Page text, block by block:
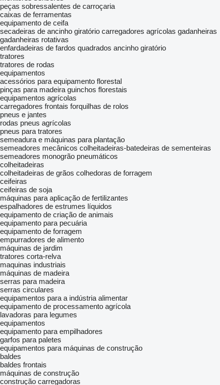
peças sobressalentes de carroçaria
caixas de ferramentas
equipamento de ceifa
secadeiras de ancinho giratório carregadores agrícolas gadanheiras
gadanheiras rotativas
enfardadeiras de fardos quadrados ancinho giratório
tratores
tratores de rodas
equipamentos
acessórios para equipamento florestal
pinças para madeira guinchos florestais
equipamentos agrícolas
carregadores frontais forquilhas de rolos
pneus e jantes
rodas pneus agrícolas
pneus para tratores
semeadura e máquinas para plantação
semeadores mecânicos colheitadeiras-batedeiras de sementeiras
semeadores monogrão pneumáticos
colheitadeiras
colheitadeiras de grãos colhedoras de forragem
ceifeiras
ceifeiras de soja
máquinas para aplicação de fertilizantes
espalhadores de estrumes líquidos
equipamento de criação de animais
equipamento para pecuária
equipamento de forragem
empurradores de alimento
máquinas de jardim
tratores corta-relva
maquinas industriais
máquinas de madeira
serras para madeira
serras circulares
equipamentos para a indústria alimentar
equipamento de processamento agrícola
lavadoras para legumes
equipamentos
equipamento para empilhadores
garfos para paletes
equipamentos para máquinas de construção
baldes
baldes frontais
máquinas de construção
construção carregadoras